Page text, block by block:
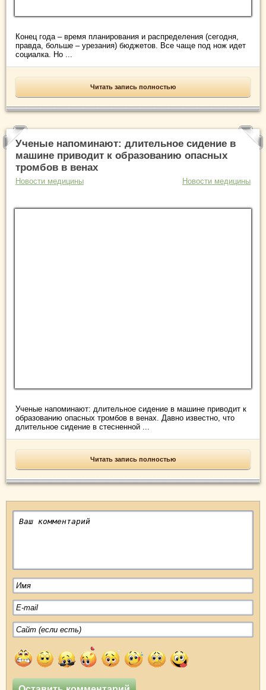
Конец года – время планирования и распределения (сегодня,
правда, больше – урезания) бюджетов. Все чаще под нож идет
социалка. Но ...
Читать запись полностью
Ученые напоминают: длительное сидение в
машине приводит к образованию опасных
тромбов в венах
Новости медицины Новости медицины
Ученые напоминают: длительное сидение в машине приводит к
образованию опасных тромбов в венах. Давно известно, что
длительное сидение в стесненной ...
Читать запись полностью